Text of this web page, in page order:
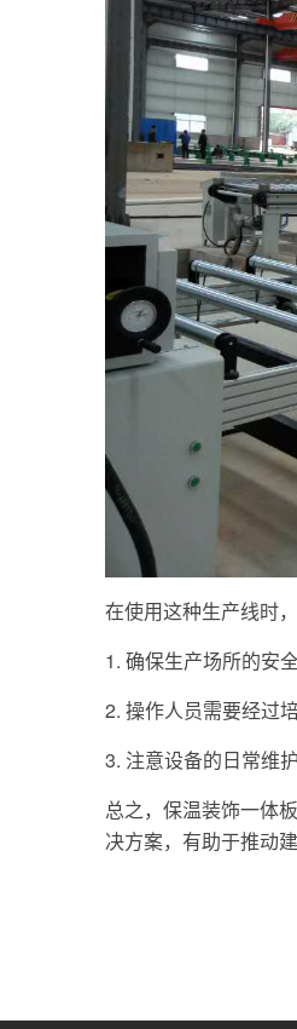
在使用这种生产线时
1. 确保生产场所的安
2. 操作人员需要经过
3. 注意设备的日常维
总之，保温装饰一体
决方案，有助于推动